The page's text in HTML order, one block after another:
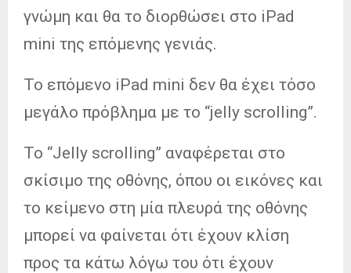
γνώμη και θα το διορθώσει στο iPad
mini της επόμενης γενιάς.
Το επόμενο iPad mini δεν θα έχει τόσο
μεγάλο πρόβλημα με το “jelly scrolling”.
Το “Jelly scrolling” αναφέρεται στο
σκίσιμο της οθόνης, όπου οι εικόνες και
το κείμενο στη μία πλευρά της οθόνης
μπορεί να φαίνεται ότι έχουν κλίση
προς τα κάτω λόγω του ότι έχουν